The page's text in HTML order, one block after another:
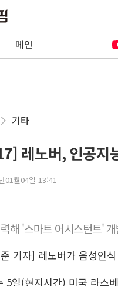
메인
기타
레노버, 인공지
01월04일 13:41
해 '스마트 어시스턴트'
기자] 레노버가 음성인
5일(현지시간) 미국 라스